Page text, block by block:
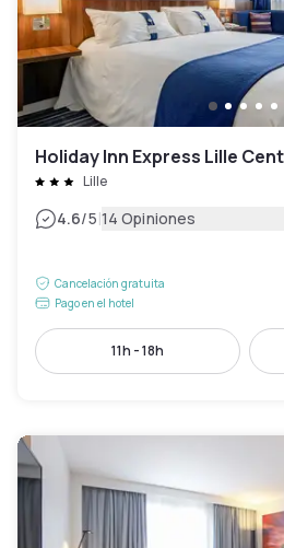
Holiday Inn Express Lille
Lille
4.6/5|14 Opiniones
Cancelación gratuita
Pago en el hotel
11h - 18h